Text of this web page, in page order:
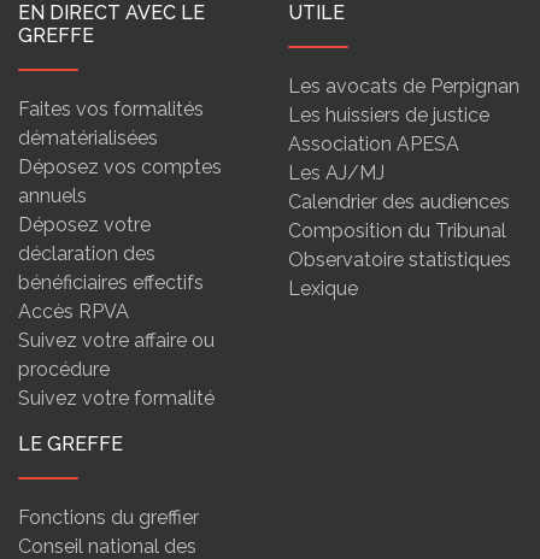
EN DIRECT AVEC LE
GREFFE
Faites vos formalités
dématérialisées
Déposez vos comptes
annuels
Déposez votre
déclaration des
bénéficiaires effectifs
Accès RPVA
Suivez votre affaire ou
procédure
Suivez votre formalité
UTILE
Les avocats de Perpignan
Les huissiers de justice
Association APESA
Les AJ/MJ
Calendrier des audiences
Composition du Tribunal
Observatoire statistiques
Lexique
LE GREFFE
Fonctions du greffier
Conseil national des